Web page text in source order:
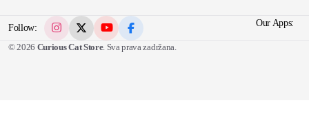
Follow: Our Apps:
© 2026 Curious Cat Store. Sva prava zadržana.